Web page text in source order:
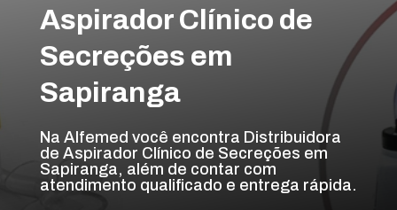
Aspirador Clínico de
Secreções em
Sapiranga
Na Alfemed você encontra Distribuidora
de Aspirador Clínico de Secreções em
Sapiranga, além de contar com
atendimento qualificado e entrega rápida.